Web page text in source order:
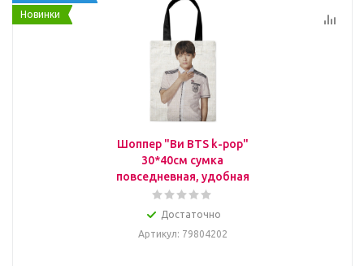
Новинки
Шоппер "Ви BTS k-pop"
30*40см сумка
повседневная, удобная
Достаточно
Артикул: 79804202